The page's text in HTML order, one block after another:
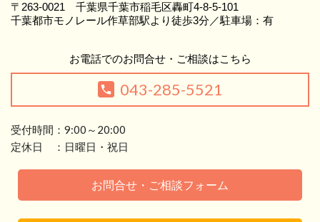
〒263-0021 千葉県千葉市稲毛区轟町4-8-5-101
千葉都市モノレール作草部駅より徒歩3分／駐車場：有
お電話でのお問合せ・ご相談はこちら
043-285-5521
受付時間：9:00～20:00
定休日 ：日曜日・祝日
お問合せ・ご相談フォーム